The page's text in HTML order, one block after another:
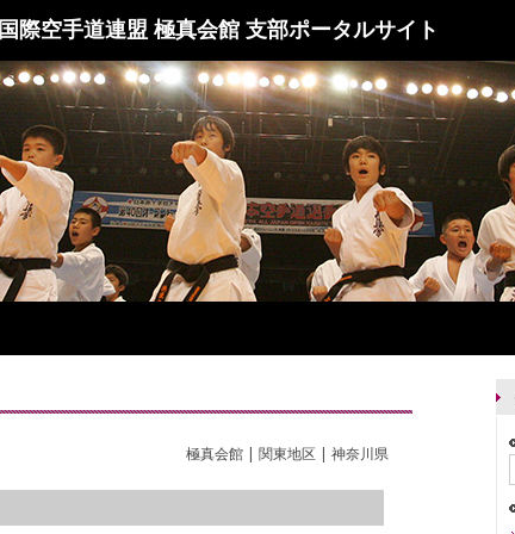
国際空手道連盟 極真会館 支部ポータルサイト
極真会館 | 関東地区 | 神奈川県